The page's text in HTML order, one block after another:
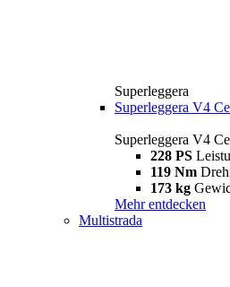
Superleggera
Superleggera V4
Superleggera V4
228 PS
119 Nm
173 kg
Mehr entdecken
Multistrada